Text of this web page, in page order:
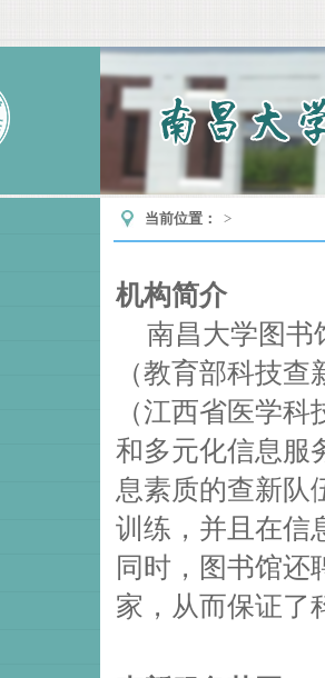
当前位置： >
机构简介
南昌大学图书
（教育部科技
（江西省医学
和多元化信息服
息素质的查新队
训练，并且在信
同时，图书馆还
家，从而保证了